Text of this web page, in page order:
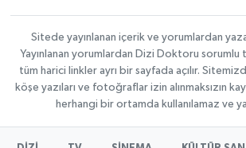
Sitede yayınlanan içerik ve yorumlardan
Yayınlanan yorumlardan Dizi Doktoru
tüm harici linkler ayrı bir sayfada açılır.
köşe yazıları ve fotoğraflar izin alınmaksızın
herhangi bir ortamda kullanılamaz ve